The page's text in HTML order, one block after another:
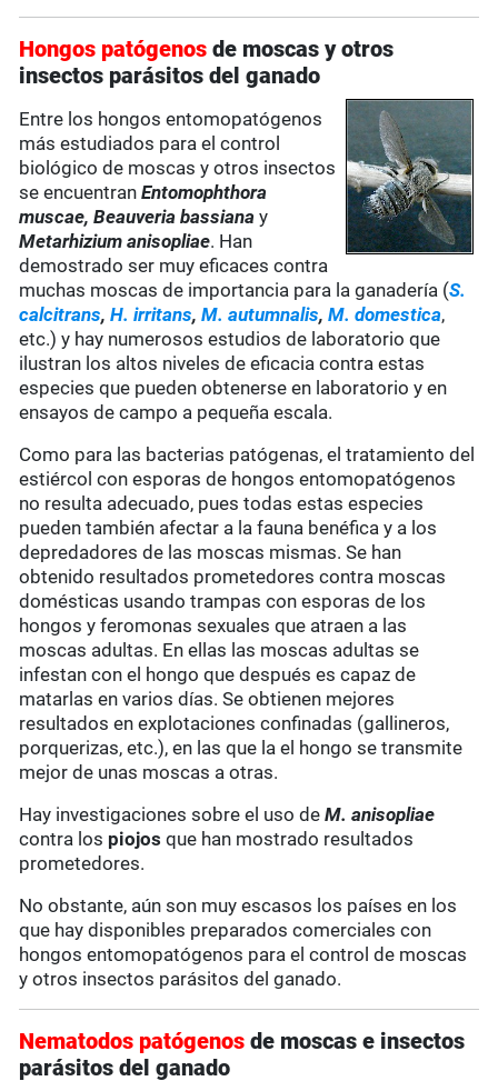
Hongos patógenos de moscas y otros
insectos parásitos del ganado
Entre los hongos entomopatógenos
más estudiados para el control
biológico de moscas y otros insectos
se encuentranEntomophthora
muscae, Beauveria bassianay
Metarhizium anisopliae. Han
demostrado ser muy eficaces contra
muchas moscas de importancia para la ganadería (S.
calcitrans,H. irritans,M. autumnalis,M. domestica,
etc.) y hay numerosos estudios de laboratorio que
ilustran los altos niveles de eficacia contra estas
especies que pueden obtenerse en laboratorio y en
ensayos de campo a pequeña escala.
Como para las bacterias patógenas, el tratamiento del
estiércol con esporas de hongos entomopatógenos
no resulta adecuado, pues todas estas especies
pueden también afectar a la fauna benéfica y a los
depredadores de las moscas mismas. Se han
obtenido resultados prometedores contra moscas
domésticas usando trampas con esporas de los
hongos y feromonas sexuales que atraen a las
moscas adultas. En ellas las moscas adultas se
infestan con el hongo que después es capaz de
matarlas en varios días. Se obtienen mejores
resultados en explotaciones confinadas (gallineros,
porquerizas, etc.), en las que la el hongo se transmite
mejor de unas moscas a otras.
Hay investigaciones sobre el uso deM. anisopliae
contra los piojos que han mostrado resultados
prometedores.
No obstante, aún son muy escasos los países en los
que hay disponibles preparados comerciales con
hongos entomopatógenos para el control de moscas
y otros insectos parásitos del ganado.
Nematodos patógenos de moscas e insectos
parásitos del ganado